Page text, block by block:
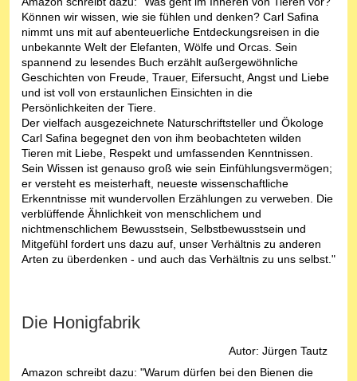
Können wir wissen, wie sie fühlen und denken? Carl Safina
nimmt uns mit auf abenteuerliche Entdeckungsreisen in die
unbekannte Welt der Elefanten, Wölfe und Orcas. Sein
spannend zu lesendes Buch erzählt außergewöhnliche
Geschichten von Freude, Trauer, Eifersucht, Angst und Liebe
und ist voll von erstaunlichen Einsichten in die
Persönlichkeiten der Tiere.
Der vielfach ausgezeichnete Naturschriftsteller und Ökologe
Carl Safina begegnet den von ihm beobachteten wilden
Tieren mit Liebe, Respekt und umfassenden Kenntnissen.
Sein Wissen ist genauso groß wie sein Einfühlungsvermögen;
er versteht es meisterhaft, neueste wissenschaftliche
Erkenntnisse mit wundervollen Erzählungen zu verweben. Die
verblüffende Ähnlichkeit von menschlichem und
nichtmenschlichem Bewusstsein, Selbstbewusstsein und
Mitgefühl fordert uns dazu auf, unser Verhältnis zu anderen
Arten zu überdenken - und auch das Verhältnis zu uns selbst."
Die Honigfabrik
Autor: Jürgen Tautz
Amazon schreibt dazu: "Warum dürfen bei den Bienen die